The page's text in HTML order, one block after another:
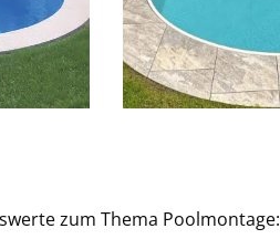
zum Thema Poolmontage: